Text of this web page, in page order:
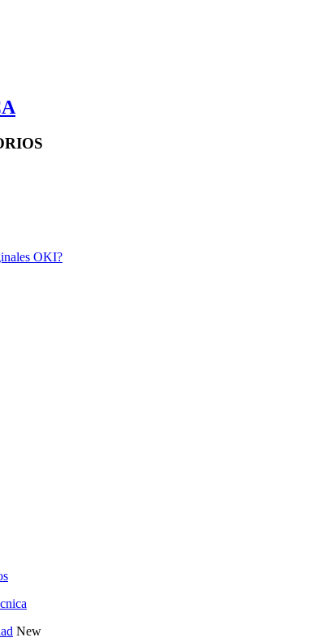
OKI?
New